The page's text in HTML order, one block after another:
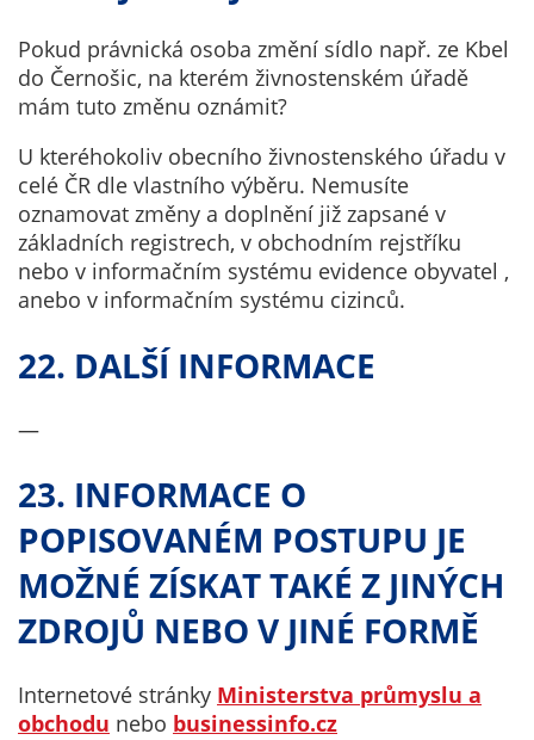
Pokud právnická osoba změní sídlo např. ze Kbel
do Černošic, na kterém živnostenském úřadě
mám tuto změnu oznámit?
U kteréhokoliv obecního živnostenského úřadu v
celé ČR dle vlastního výběru. Nemusíte
oznamovat změny a doplnění již zapsané v
základních registrech, v obchodním rejstříku
nebo v informačním systému evidence obyvatel ,
anebo v informačním systému cizinců.
22. DALŠÍ INFORMACE
—
23. INFORMACE O
POPISOVANÉM POSTUPU JE
MOŽNÉ ZÍSKAT TAKÉ Z JINÝCH
ZDROJŮ NEBO V JINÉ FORMĚ
Internetové stránky Ministerstva průmyslu a
obchodu nebo businessinfo.cz